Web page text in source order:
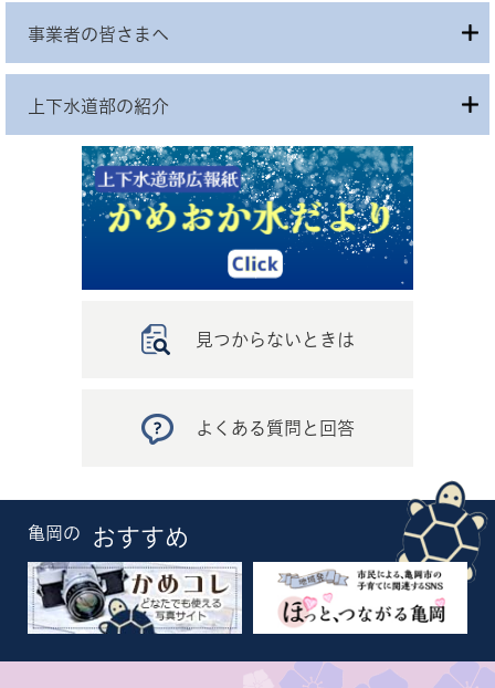
事業者の皆さまへ
上下水道部の紹介
見つからないときは
よくある質問と回答
亀岡の おすすめ